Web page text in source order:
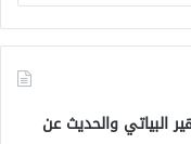
البياتي والحديث عن